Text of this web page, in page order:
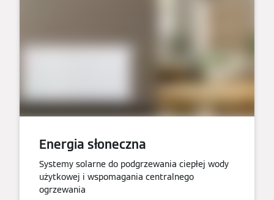
Energia słoneczna
Systemy solarne do podgrzewania ciepłej wody
użytkowej i wspomagania centralnego
ogrzewania